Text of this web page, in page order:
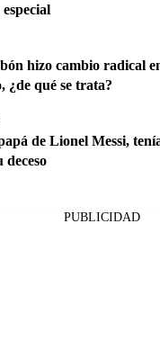
hizo cambio radical
¿de qué se trata?
de Lionel Messi,
deceso
PUBLICIDAD